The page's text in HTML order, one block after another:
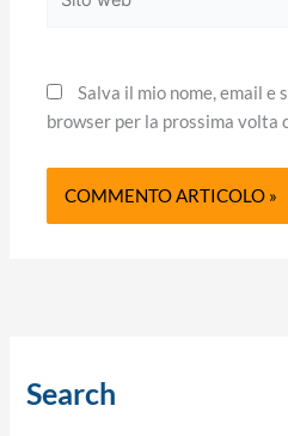
web
Salva il mio nome, email e
browser per la prossima volta
Search